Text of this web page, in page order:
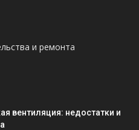
и ремонта
вентиляция: недостатки и